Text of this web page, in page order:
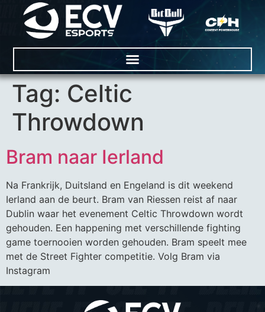
Tag: Celtic
Throwdown
Bram naar Ierland
Na Frankrijk, Duitsland en Engeland is dit weekend
Ierland aan de beurt. Bram van Riessen reist af naar
Dublin waar het evenement Celtic Throwdown wordt
gehouden. Een happening met verschillende fighting
game toernooien worden gehouden. Bram speelt mee
met de Street Fighter competitie. Volg Bram via
Instagram